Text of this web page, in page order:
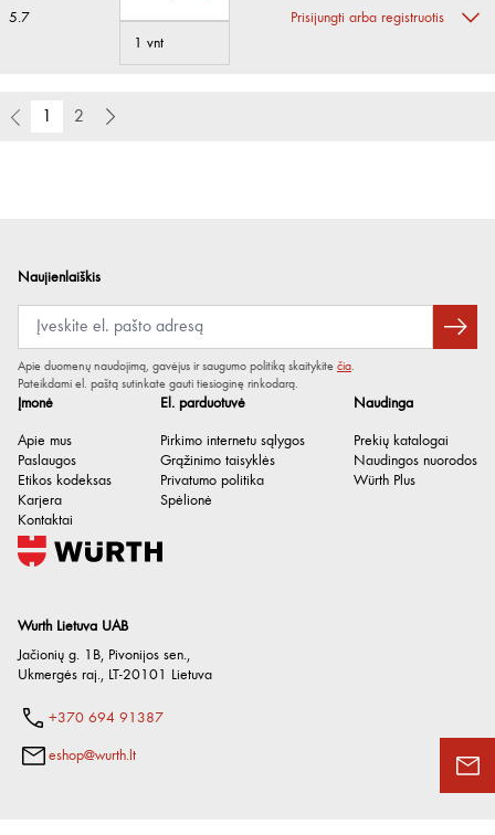
5.7
1 vnt
Prisijungti arba registruotis
1 2
Wurth Lietuva UAB
Jačionių g. 1B, Pivonijos sen.,
Ukmergės raj., LT-20101 Lietuva
+370 694 91387
eshop@wurth.lt
Įmonė
Apie mus
Paslaugos
Etikos kodeksas
Karjera
Kontaktai
El. parduotuvė
Pirkimo internetu sąlygos
Grąžinimo taisyklės
Privatumo politika
Spėlionė
Naudinga
Prekių katalogai
Naudingos nuorodos
Würth Plus
Naujienlaiškis
Apie duomenų naudojimą, gavėjus ir saugumo politiką skaitykite čia.
Pateikdami el. paštą sutinkate gauti tiesioginę rinkodarą.